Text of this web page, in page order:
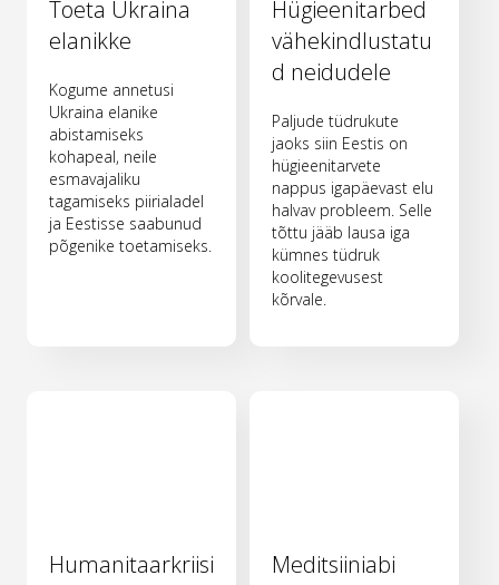
Toeta Ukraina
elanikke
Kogume annetusi
Ukraina elanike
abistamiseks
kohapeal, neile
esmavajaliku
tagamiseks piirialadel
ja Eestisse saabunud
põgenike toetamiseks.
Hügieenitarbed
vähekindlustatu
d neidudele
Paljude tüdrukute
jaoks siin Eestis on
hügieenitarvete
nappus igapäevast elu
halvav probleem. Selle
tõttu jääb lausa iga
kümnes tüdruk
koolitegevusest
kõrvale.
Humanitaarkriisi
Meditsiiniabi